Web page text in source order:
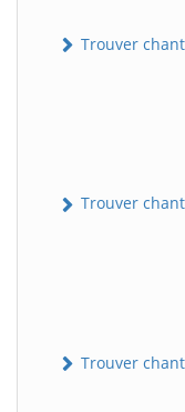
Trouver
Trouver
Trouver